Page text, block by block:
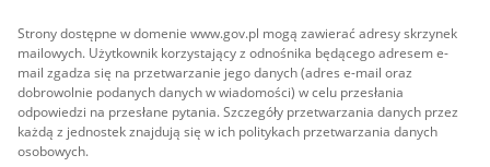
Strony dostępne w domenie www.gov.pl mogą zawierać adresy skrzynek
mailowych. Użytkownik korzystający z odnośnika będącego adresem e-
mail zgadza się na przetwarzanie jego danych (adres e-mail oraz
dobrowolnie podanych danych w wiadomości) w celu przesłania
odpowiedzi na przesłane pytania. Szczegóły przetwarzania danych przez
każdą z jednostek znajdują się w ich politykach przetwarzania danych
osobowych.